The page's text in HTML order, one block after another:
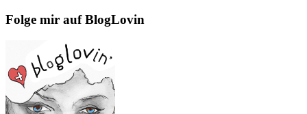
Folge mir auf BlogLovin